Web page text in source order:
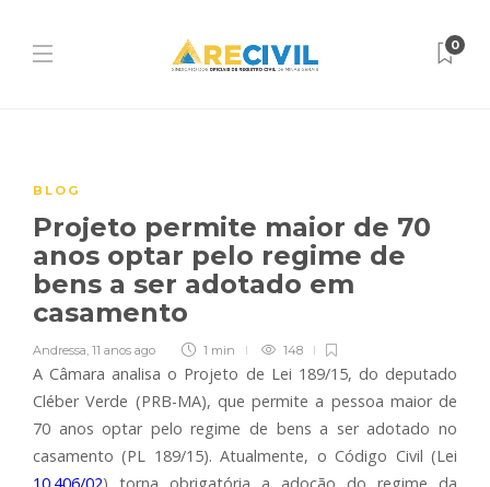
0
BLOG
Projeto permite maior de 70
anos optar pelo regime de
bens a ser adotado em
casamento
Andressa, 11 anos ago 1 min 148
A Câmara analisa o Projeto de Lei 189/15, do deputado
Cléber Verde (PRB-MA), que permite a pessoa maior de
70 anos optar pelo regime de bens a ser adotado no
casamento (PL 189/15). Atualmente, o Código Civil (Lei